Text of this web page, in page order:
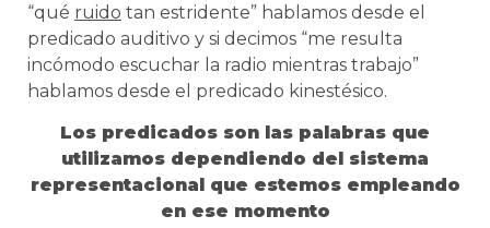
“qué ruido tan estridente” hablamos desde el
predicado auditivo y si decimos “me resulta
incómodo escuchar la radio mientras trabajo”
hablamos desde el predicado kinestésico.
Los predicados son las palabras que
utilizamos dependiendo del sistema
representacional que estemos empleando
en ese momento